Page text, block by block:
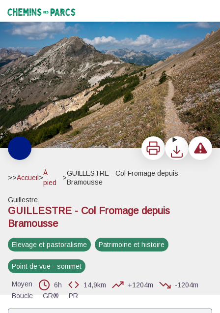
Chemins des Parcs
ImprimerTéléchargerSignaler
>>Accueil >
À
pied
>
GUILLESTRE - Col Fromage depuis
Bramousse
Guillestre
GUILLESTRE - Col Fromage depuis
Bramousse
Elevage et pastoralisme Patrimoine et histoire
Point de vue - sommet
Moyen 6h 14,9km +1204m
-1204m
Boucle
GR® PR